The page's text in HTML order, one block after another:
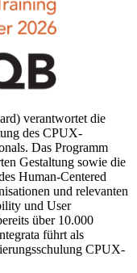
verantwortet die
des CPUX-
Das Programm
Gestaltung sowie die
Human-Centered
und relevanten
und User
über 10.000
führt als
CPUX-